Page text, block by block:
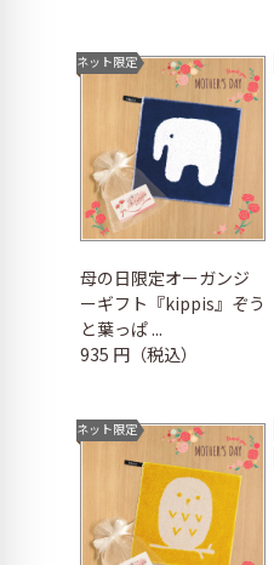
ネット限定
母の日限定オーガンジ
ーギフト『kippis』ぞう
と葉っぱ ...
935 円（税込）
ネット限定